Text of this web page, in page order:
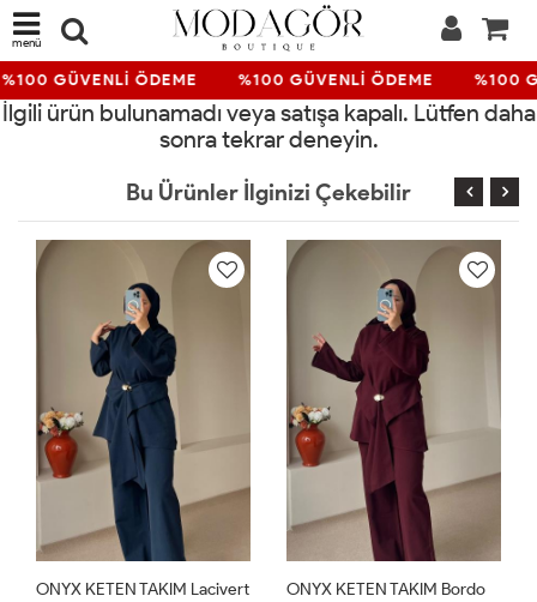
menü
%100 GÜVENLİ ÖDEME %100 GÜVENLİ ÖDEME %100
İlgili ürün bulunamadı veya satışa kapalı. Lütfen daha
sonra tekrar deneyin.
Bu Ürünler İlginizi Çekebilir
ONYX KETEN TAKIM Lacivert ONYX KETEN TAKIM Bordo